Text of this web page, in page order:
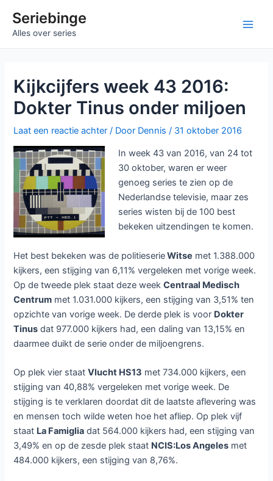
naarSeriebinge
Alles over series
Kijkcijfers week 43 2016:
Dokter Tinus onder miljoen
Laat een reactie achter / Door Dennis/ 31 oktober 2016
In week 43 van 2016, van 24 tot
30 oktober, waren er weer
genoeg series te zien op de
Nederlandse televisie, maar zes
series wisten bij de 100 best
bekeken uitzendingen te komen.
Het best bekeken was de politieserieWitse met 1.388.000
kijkers, een stijging van 6,11% vergeleken met vorige week.
Op de tweede plek staat deze weekCentraal Medisch
Centrum met 1.031.000 kijkers, een stijging van 3,51% ten
opzichte van vorige week. De derde plek is voor Dokter
Tinus dat 977.000 kijkers had, een daling van 13,15% en
daarmee duikt de serie onder de miljoengrens.
Op plek vier staatVlucht HS13 met 734.000 kijkers, een
stijging van 40,88% vergeleken met vorige week. De
stijging is te verklaren doordat dit de laatste aflevering was
en mensen toch wilde weten hoe het afliep. Op plek vijf
staat La Famiglia dat 564.000 kijkers had, een stijging van
3,49% en op de zesde plek staat NCIS:Los Angeles met
484.000 kijkers, een stijging van 8,76%.